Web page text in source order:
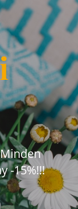
-15%!!!